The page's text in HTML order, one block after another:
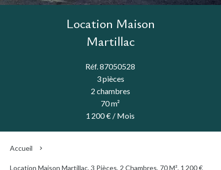
Location Maison
Martillac
Réf. 87050528
3 pièces
2 chambres
70 m²
1 200 € / Mois
Accueil
Location Maison Martillac, 3 Pièces, 2 Chambres, 70 M², 1 200 €